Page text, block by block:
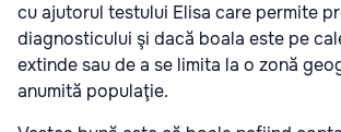
cu ajutorul testului Elisa care permite
diagnosticului şi dacă boala este pe
extinde sau de a se limita la o zonă
anumită populaţie.